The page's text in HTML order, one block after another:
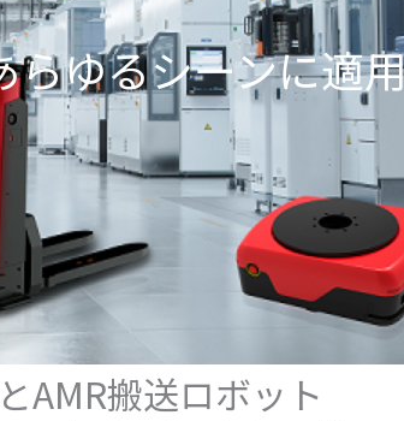
らゆるシーンに適
AMR搬送ロボット